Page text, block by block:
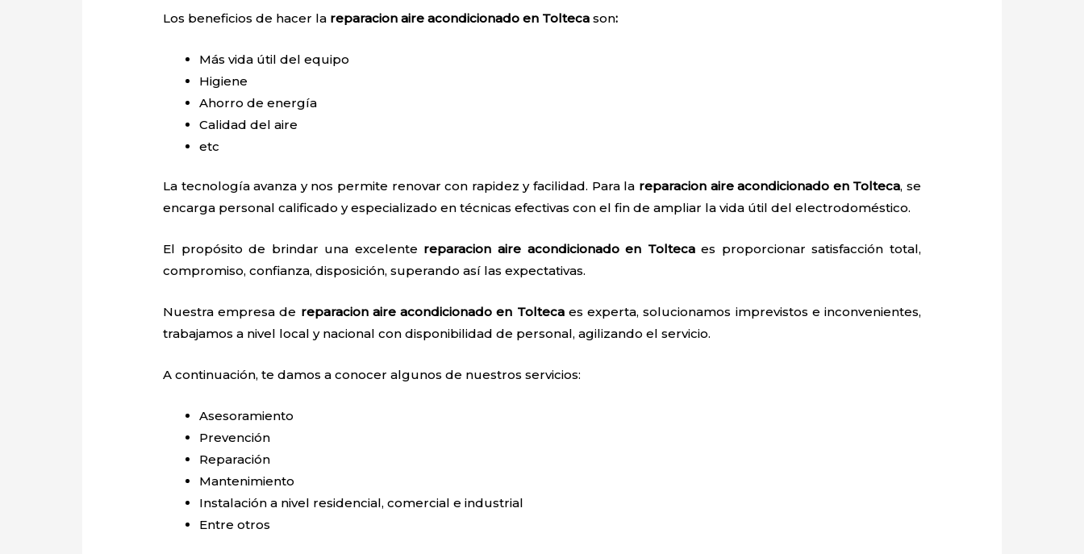
Los beneficios de hacer la reparacion aire acondicionado en Toltecason:
Más vida útil del equipo
Higiene
Ahorro de energía
Calidad del aire
etc
La tecnología avanza y nos permite renovar con rapidez y facilidad. Para la reparacion aire acondicionado en Tolteca, se
encarga personal calificado y especializado en técnicas efectivas con el fin de ampliar la vida útil del electrodoméstico.
El propósito de brindar una excelente reparacion aire acondicionado en Toltecaes proporcionar satisfacción total,
compromiso, confianza, disposición, superando así las expectativas.
Nuestra empresa de reparacion aire acondicionado en Toltecaes experta, solucionamos imprevistos e inconvenientes,
trabajamos a nivel local y nacional con disponibilidad de personal, agilizando el servicio.
A continuación, te damos a conocer algunos de nuestros servicios:
Asesoramiento
Prevención
Reparación
Mantenimiento
Instalación a nivel residencial, comercial e industrial
Entre otros